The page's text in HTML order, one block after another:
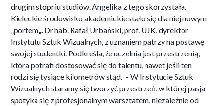
drugim stopniu studiów. Angelika z tego skorzystała.
Kieleckie środowisko akademickie stało się dla niej nowym
„portem„.Dr hab. Rafał Urbański, prof. UJK, dyrektor
Instytutu Sztuk Wizualnych, z uznaniem patrzy na postawę
swojej studentki. Podkreśla, że uczelnia jest przestrzenią,
która potrafi dostosować się do talentu, nawet jeśli ten
rodzi się tysiące kilometrów stąd. – W Instytucie Sztuk
Wizualnych staramy się tworzyć przestrzeń, w której pasja
spotyka się z profesjonalnym warsztatem, niezależnie od